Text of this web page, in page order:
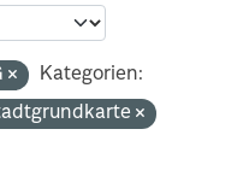
Kategorien: